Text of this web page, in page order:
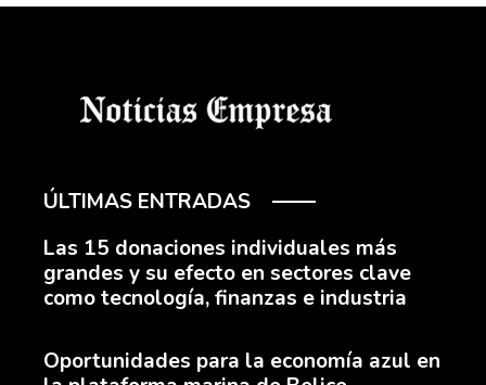
ÚLTIMAS ENTRADAS
Las 15 donaciones individuales más
grandes y su efecto en sectores clave
como tecnología, finanzas e industria
Oportunidades para la economía azul en